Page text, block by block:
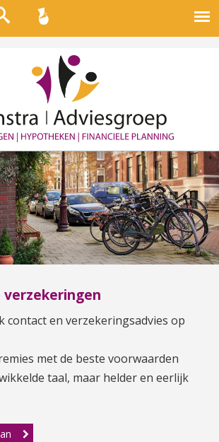
verzekeringen
contact en verzekeringsadvies op
met de beste voorwaarden
taal, maar helder en eerlijk